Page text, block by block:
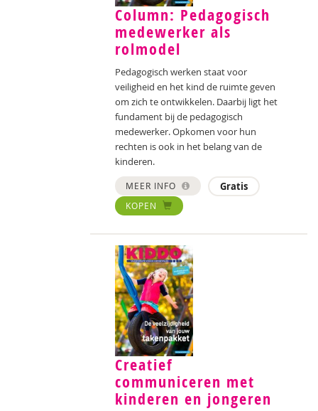
Column: Pedagogisch
medewerker als
rolmodel
Pedagogisch werken staat voor
veiligheid en het kind de ruimte geven
om zich te ontwikkelen. Daarbij ligt het
fundament bij de pedagogisch
medewerker. Opkomen voor hun
rechten is ook in het belang van de
kinderen.
MEER INFO Gratis
KOPEN
Creatief
communiceren met
kinderen en jongeren